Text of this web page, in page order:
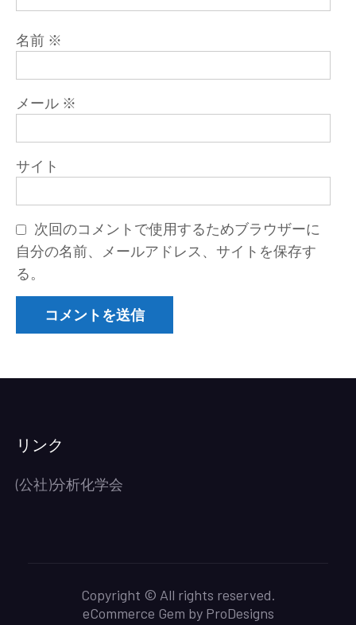
名前 ※
メール ※
サイト
次回のコメントで使用するためブラウザーに
自分の名前、メールアドレス、サイトを保存す
る。
リンク
(公社)分析化学会
Copyright © All rights reserved.
eCommerce Gem by ProDesigns